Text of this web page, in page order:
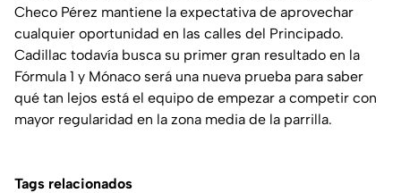
Checo Pérez mantiene la expectativa de aprovechar
cualquier oportunidad en las calles del Principado.
Cadillac todavía busca su primer gran resultado en la
Fórmula 1 y Mónaco será una nueva prueba para saber
qué tan lejos está el equipo de empezar a competir con
mayor regularidad en la zona media de la parrilla.
Tags relacionados